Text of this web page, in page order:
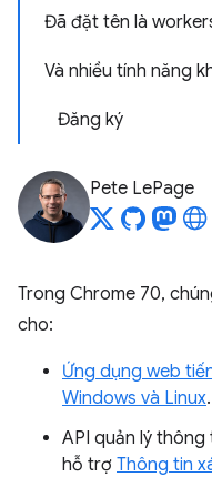
Đã đặt tên là
Và nhiều tính năng
Đăng ký
Pete LePage
Trong Chrome 70,
cho:
Ứng dụng web
Windows và Linux.
API quản lý
hỗ trợ Thông tin